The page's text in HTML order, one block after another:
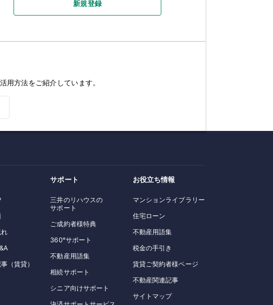
新規登録
用方法をご紹介しています。
（賃貸）
サポート
三井のリハウスの
サポート
ご成約者様特典
360°サポート
不動産用語集
相続サポート
シニア向けサポート
お役立ち情報
マンションライブラリー
住宅ローン
不動産用語集
税金の手引き
賃貸ご契約者様ページ
不動産関連記事
サイトマップ